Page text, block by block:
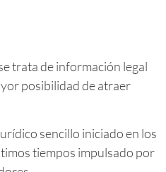
trata de información legal
posibilidad de atraer
sencillo iniciado en los
tiempos impulsado por